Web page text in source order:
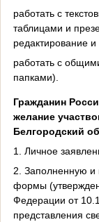
работать с
таблицами и
редактирование
работать с
папками).
Гражданин
желание
Белгородский
1. Личное
2. Заполненную и
формы
Федерации от
представления